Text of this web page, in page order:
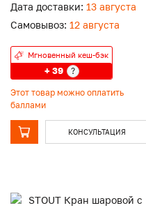
Дата доставки: 13 августа
Самовывоз: 12 августа
Мгновенный кеш-бэк
+ 39 ?
Этот товар можно оплатить
баллами
КОНСУЛЬТАЦИЯ